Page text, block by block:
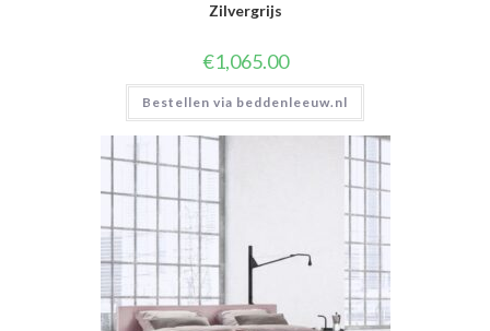
Zilvergrijs
€1,065.00
Bestellen via beddenleeuw.nl